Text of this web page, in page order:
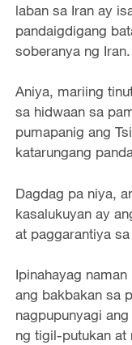
laban sa Iran ay
pandaigdigang
soberanya ng Iran.
Aniya, mariing
sa hidwaan sa
pumapanig ang
katarungang
Dagdag pa niya,
kasalukuyan ay
at paggarantiya
Ipinahayag
ang bakbakan sa
nagpupunyagi
ng tigil-putukan at